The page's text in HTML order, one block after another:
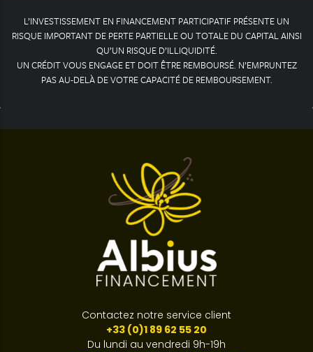
L’INVESTISSEMENT EN FINANCEMENT PARTICIPATIF PRÉSENTE UN
RISQUE IMPORTANT DE PERTE PARTIELLE OU TOTALE DU CAPITAL AINSI
QU’UN RISQUE D’ILLIQUIDITÉ.
UN CRÉDIT VOUS ENGAGE ET DOIT ÊTRE REMBOURSÉ. N’EMPRUNTEZ
PAS AU-DELÀ DE VOTRE CAPACITÉ DE REMBOURSEMENT.
Contactez notre service client
+33 (0)1 89 62 55 20
Du lundi au vendredi 9h-19h